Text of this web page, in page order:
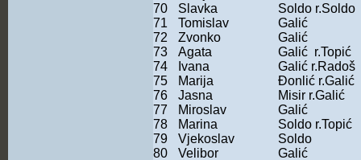
70
Slavka
Soldo r.Soldo
71
Tomislav
Galić
72
Zvonko
Galić
73
Agata
Galić r.Topić
74
Ivana
Galić r.Radoš
75
Marija
Đonlić r.Galić
76
Jasna
Misir r.Galić
77
Miroslav
Galić
78
Marina
Soldo r.Topić
79
Vjekoslav
Soldo
80
Velibor
Galić